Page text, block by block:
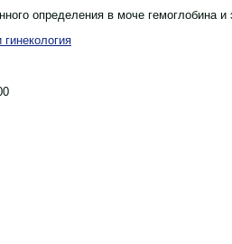
определения в моче гемоглобина